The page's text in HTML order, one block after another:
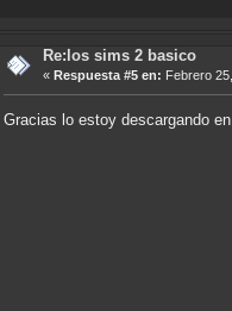
Re:los sims 2 basico
« Respuesta #5 en: Febrero
Gracias lo estoy descargando